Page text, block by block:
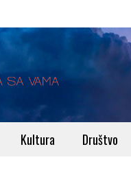
Kultura Društvo